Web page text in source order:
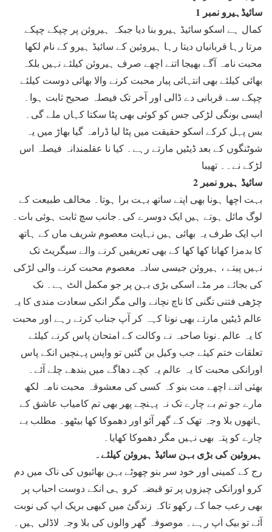
سائیڈہیرو نمبر 1
کمال ہے اسکو سائیڈ ہیرو بنا دیا جبکہ ہیروئن پر چپکے چپکے
مرتا رہا قربانیاں دیتا رہا ہیروئین کے سائیڈ ہیرو کے نام لکھا
محبت نامہ آگے بھیجا اتنے اچھے صرف ہیروئن کیلئے نہیں بلکہ
بھائی کیلئے بھی انتہائی پیار محبت کرنے والا بھائی دوست کیلئے
چپکے سے قربانی دے ڈالی اور آخر تک فیصلہ صحیح ثابت ہوا۔
ایسی بونگی لڑکی جس کو کوئی بھی پٹا سکتا کہاں ملے گی۔
بس پہل کرکے اسکو حقیقت میں پٹا لیا ڈرامہ گیا بھاڑ میں یہ
شوٹنگوں کے بعد ڈیٹیں مارتے رہے۔ کیا نا عقلمندانہ فیصلہ اس
لڑکے نے۔۔ تھیبا
سائیڈ ہیرو نمبر 2
بہت اچھا ہونا بھی اپنے ساتھ بہت برا ہوتا۔ مخالف طبیعت کے
لوگ مائل ہوتے ہیں ایک دوسرے کی۔جانب سچ ثابت ہوئی بات۔
اب ایک طرف یہ بھائی ہیں نہایت معصوم شریف ماں کے ہاتھ
کا بدمزا کھانا کھا کھا کے بھی تعریفیں کرنے والے سیگریٹ تک
نہیں پیتے ، ہیروئن جیسی سادہ معصوم محبت کرنے والی لڑکی
کی بجائے مر مٹے اسکی بڑی بہن پر جو مکمل الٹ ہے۔ نک
چڑھی فتنی تگنی کا ناچ نچانے والی مگر انکی سعادت مندی کا یہ
عالم ڈیٹیں مارتے بھی نونا کہہ کر آپ جناب کرتے رہے اور محبت
کا یہ عالم۔نونا صاحبہ نے وکالت کے امتحان پاس کرنے کیلئے
تعلقات ختم کیئے جب وکیل بن گئیں تو واپس پہنچیں انکے پاس
اورانکی محبت کا یہ عالم یہ کچے دھاگے میں بندھے چلے آئے۔
بھئی اتنے اچھے مت بنو کہ کسی کی معشوقہ محبت نامہ لکھ
مارے جو تم بے چارے تک نہ پہنچے پھر بھی تم کامیاب عاشق کے
ہاتھوں بلا وجہ تھک کے گھر آئو اور دھموکا کھا بیٹھو۔ مطلب بے
چارے کو پتہ بھی نہیں مگر دھموکا کھایا۔
ہیروئین کی بڑی بہن سائیڈ ہیروئن کیلئے۔
رج کے کمینی اور خود سر بنو چھوٹے بہن بھائیوں کی ناک میں دم
کرو اورانکی چیزوں پر تو قبضہ کرو ہی انکے دوست احباب پر
بھی رعب جما کے رکھو تاکہ زندگئ میں کبھی بریک اپ کی نوبت
آئے تو بیک اپ رہے۔ موصوفہ گھر والوں کی بلا وجہ لاڈلی ہیں۔